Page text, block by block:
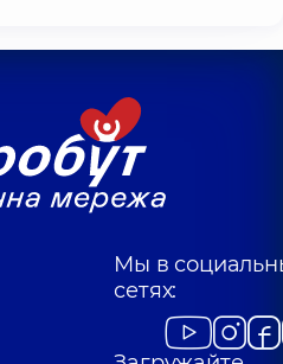
Мы в
сетях: